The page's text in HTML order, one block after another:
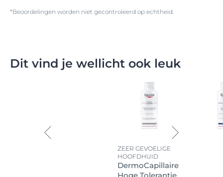
*Beoordelingen worden niet gecontroleerd op echtheid.
Dit vind je wellicht ook leuk
ZEER GEVOELIGE
HOOFDHUID
DermoCapillaire